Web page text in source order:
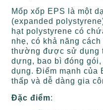
Mốp xốp EPS là một
(expanded
hạt polystyrene có
nhẹ, có khả năng
thường được sử dụng
dựng, bao bì đóng
dụng. Điểm mạnh của
thấp và dễ dàng gia
Đặc điểm: